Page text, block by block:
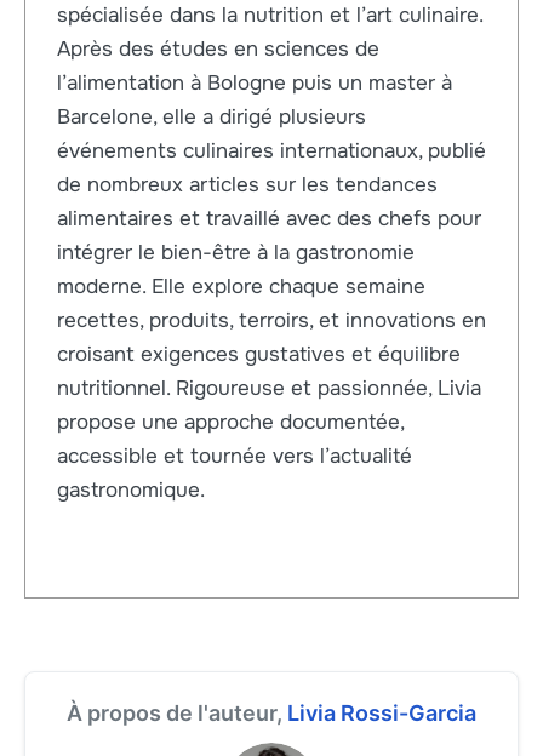
spécialisée dans la nutrition et l’art culinaire.
Après des études en sciences de
l’alimentation à Bologne puis un master à
Barcelone, elle a dirigé plusieurs
événements culinaires internationaux, publié
de nombreux articles sur les tendances
alimentaires et travaillé avec des chefs pour
intégrer le bien-être à la gastronomie
moderne. Elle explore chaque semaine
recettes, produits, terroirs, et innovations en
croisant exigences gustatives et équilibre
nutritionnel. Rigoureuse et passionnée, Livia
propose une approche documentée,
accessible et tournée vers l’actualité
gastronomique.
À propos de l'auteur, Livia Rossi-Garcia